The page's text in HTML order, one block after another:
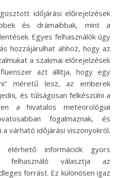
időjárási előrejelzések
és drámaibbak, mint a
Egyes felhasználók úgy
hozzájárulhat ahhoz, hogy az
a szakmai előrejelzések
azt állítja, hogy egy
méretű lesz, az emberek
és túlságosan felkészülni a
a hivatalos meteorológiai
fogalmaznak, és
várható időjárási viszonyokról.
elérhető információk gyors
választja az
forrást. Ez különösen igaz